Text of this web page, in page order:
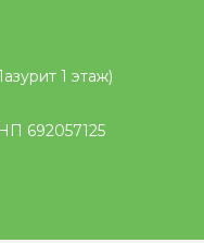
1 этаж)
692057125